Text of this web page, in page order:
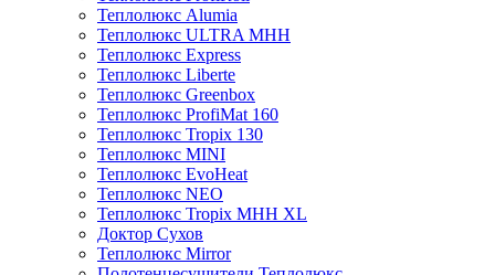
Теплолюкс Alumia
Теплолюкс ULTRA МНН
Теплолюкс Express
Теплолюкс Liberte
Теплолюкс Greenbox
Теплолюкс ProfiMat 160
Теплолюкс Tropix 130
Теплолюкс MINI
Теплолюкс EvoHeat
Теплолюкс NEO
Теплолюкс Tropix МНН XL
Доктор Сухов
Теплолюкс Mirror